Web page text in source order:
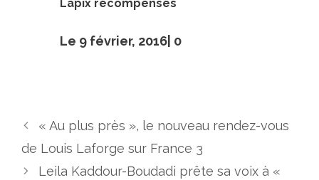
Lapix récompensés
Le 9 février, 2016| 0
« Au plus près », le nouveau rendez-vous
de Louis Laforge sur France 3
Leila Kaddour-Boudadi prête sa voix à «